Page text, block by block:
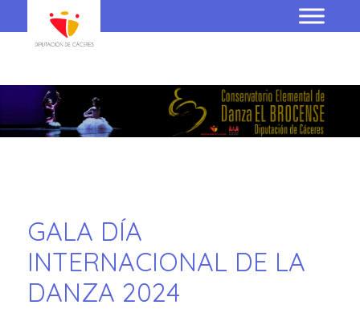
GALA DÍA
INTERNACIONAL DE LA
DANZA 2024